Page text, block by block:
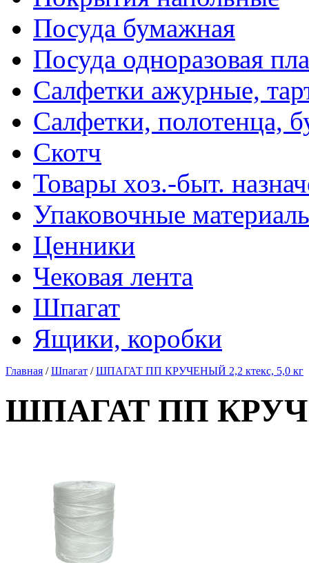
Посуда бумажная
Посуда одноразовая
Салфетки ажурные,
Салфетки, полотенца,
Скотч
Товары хоз.-быт.
Упаковочные
Ценники
Чековая лента
Шпагат
Ящики, коробки
Главная /Шпагат /ШПАГАТ ПП КРУЧЕНЫЙ 2,2 ктекс, 5,0 кг
ШПАГАТ ПП